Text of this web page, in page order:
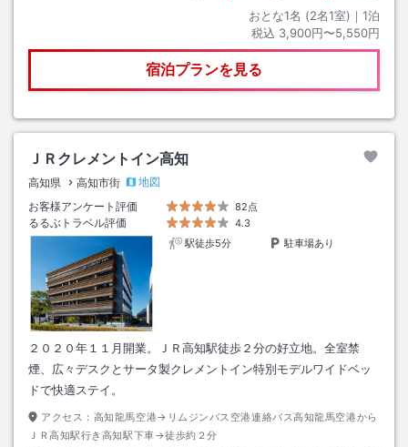
おとな1名 (2名1室)｜ 1泊
税込 3,900円〜5,550円
宿泊プランを見る
ＪＲクレメントイン高知
高知県 高知市街
地図
お客様アンケート評価
82点
るるぶトラベル評価
4.3
駅徒歩5分
駐車場あり
２０２０年１１月開業。ＪＲ高知駅徒歩２分の好立地。全室禁
煙、広々デスクとサータ製クレメントイン特別モデルワイドベッ
ドで快適ステイ。
アクセス： 高知龍馬空港→リムジンバス空港連絡バス高知龍馬空港から
ＪＲ高知駅行き高知駅下車→徒歩約２分